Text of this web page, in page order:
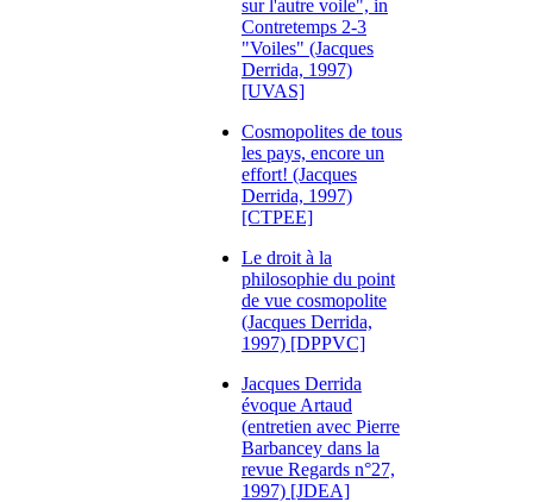
sur l'autre voile", in
Contretemps 2-3
"Voiles" (Jacques
Derrida, 1997)
[UVAS]
Cosmopolites de tous
les pays, encore un
effort! (Jacques
Derrida, 1997)
[CTPEE]
Le droit à la
philosophie du point
de vue cosmopolite
(Jacques Derrida,
1997) [DPPVC]
Jacques Derrida
évoque Artaud
(entretien avec Pierre
Barbancey dans la
revue Regards n°27,
1997) [JDEA]